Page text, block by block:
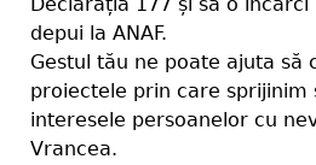
depui la ANAF.
Gestul tău ne poate ajuta să
proiectele prin care sprijinim
interesele persoanelor cu
Vrancea.